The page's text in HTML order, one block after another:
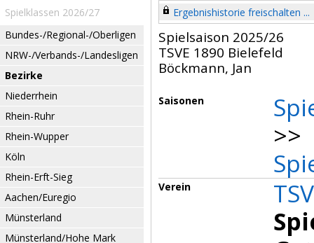
Spielklassen 2026/27
Bundes-/Regional-/Oberligen
NRW-/Verbands-/Landesligen
Bezirke
Niederrhein
Rhein-Ruhr
Rhein-Wupper
Köln
Rhein-Erft-Sieg
Aachen/Euregio
Münsterland
Münsterland/Hohe Mark
Ergebnishistorie freischalten ...
Spielsaison 2025/26
TSVE 1890 Bielefeld
Böckmann, Jan
Saisonen
>>
Verein